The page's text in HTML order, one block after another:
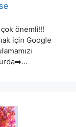
önemli!!!
için Google